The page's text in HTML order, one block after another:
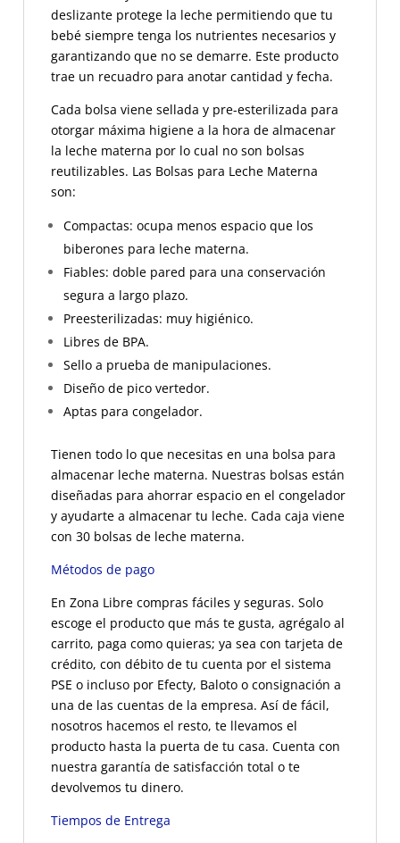
deslizante protege la leche permitiendo que tu
bebé siempre tenga los nutrientes necesarios y
garantizando que no se demarre. Este producto
trae un recuadro para anotar cantidad y fecha.
Cada bolsa viene sellada y pre-esterilizada para
otorgar máxima higiene a la hora de almacenar
la leche materna por lo cual no son bolsas
reutilizables. Las Bolsas para Leche Materna
son:
Compactas: ocupa menos espacio que los
biberones para leche materna.
Fiables: doble pared para una conservación
segura a largo plazo.
Preesterilizadas: muy higiénico.
Libres de BPA.
Sello a prueba de manipulaciones.
Diseño de pico vertedor.
Aptas para congelador.
Tienen todo lo que necesitas en una bolsa para
almacenar leche materna. Nuestras bolsas están
diseñadas para ahorrar espacio en el congelador
y ayudarte a almacenar tu leche. Cada caja viene
con 30 bolsas de leche materna.
Métodos de pago
En Zona Libre compras fáciles y seguras. Solo
escoge el producto que más te gusta, agrégalo al
carrito, paga como quieras; ya sea con tarjeta de
crédito, con débito de tu cuenta por el sistema
PSE o incluso por Efecty, Baloto o consignación a
una de las cuentas de la empresa. Así de fácil,
nosotros hacemos el resto, te llevamos el
producto hasta la puerta de tu casa. Cuenta con
nuestra garantía de satisfacción total o te
devolvemos tu dinero.
Tiempos de Entrega